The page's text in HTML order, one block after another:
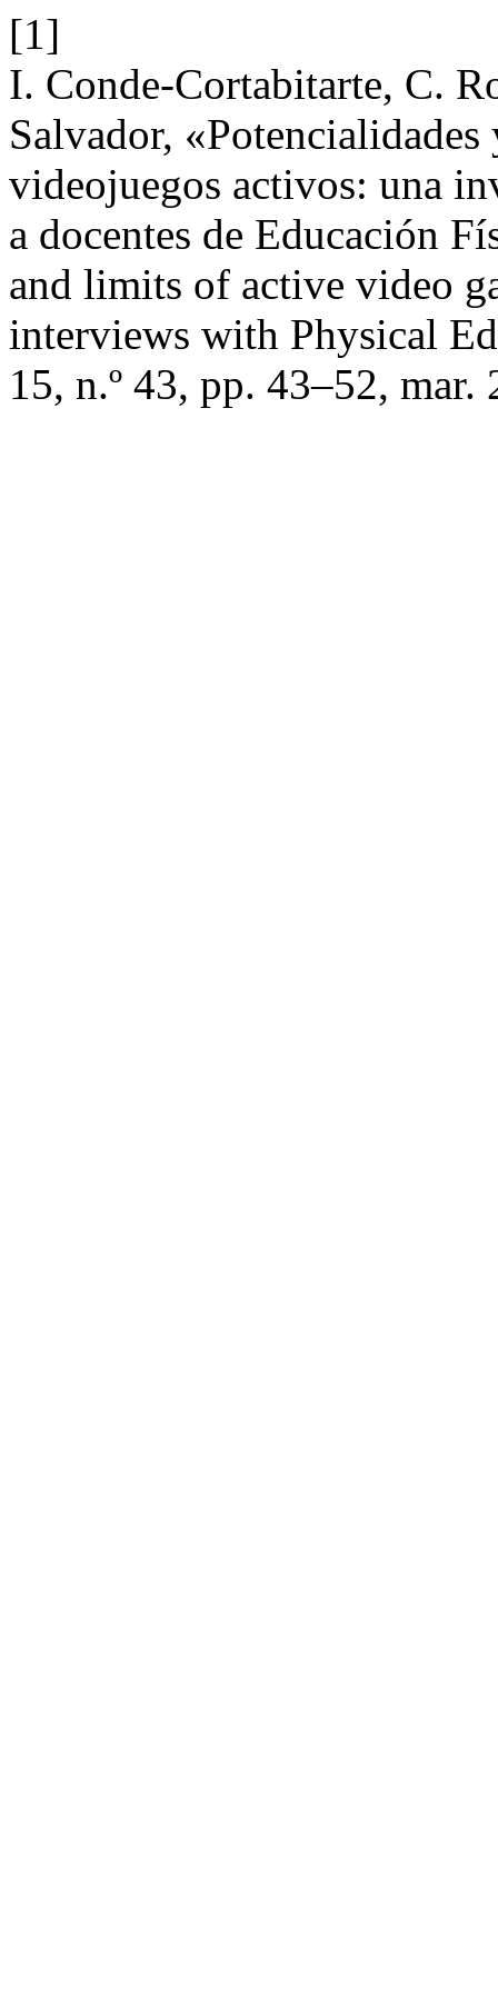
[1]
I. Conde-Cortabitarte, C.
Salvador,
videojuegos activos: una
a docentes de Educación
and limits of active video
interviews with Physical
15, n.º 43, pp. 43–52, mar.